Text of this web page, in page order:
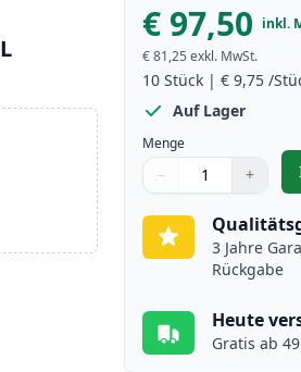
€ 97,50 inkl.
€ 81,25 exkl. MwSt.
10 Stück |€ 9,75 /
Auf Lager
Menge
Menge
Verwenden Sie die
− +
Menge 1
3 Jahre
Rückgabe
Heute
Gratis ab